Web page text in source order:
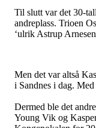
Til slutt var det 30-
andreplass. Trioen
‘ulrik Astrup
Men det var altså
i Sandnes i dag.
Dermed ble det
Young Vik og